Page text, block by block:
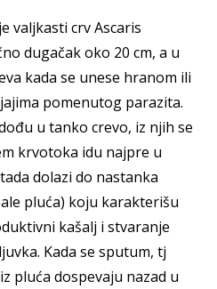
valjkasti crv Ascaris
dugačak oko 20 cm, a u
kada se unese hranom ili
pomenutog parazita.
u tanko crevo, iz njih se
krvotoka idu najpre u
dolazi do nastanka
pluća) koju karakterišu
kašalj i stvaranje
Kada se sputum, tj
pluća dospevaju nazad u